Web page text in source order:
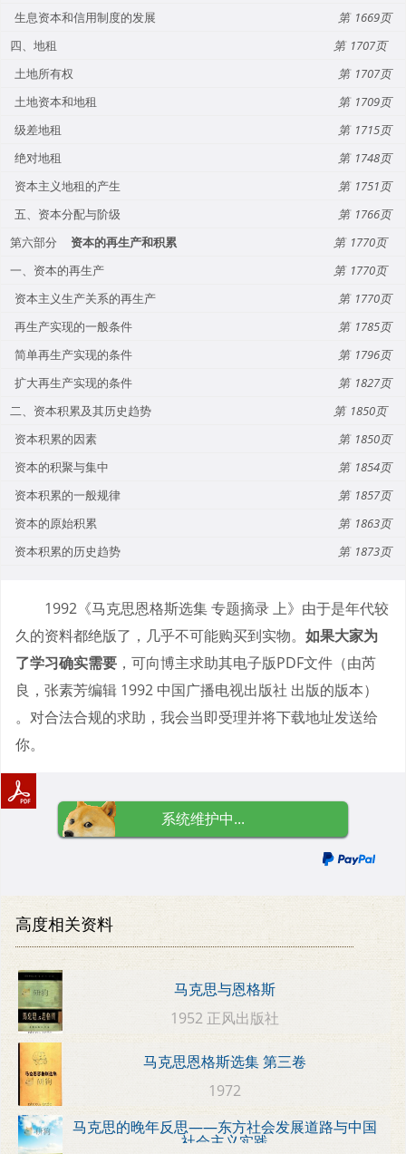
生息资本和信用制度的发展
1669
四、地租
1707
土地所有权
1707
土地资本和地租
1709
级差地租
1715
绝对地租
1748
资本主义地租的产生
1751
五、资本分配与阶级
1766
第六部分
资本的再生产和积累
1770
一、资本的再生产
1770
资本主义生产关系的再生产
1770
再生产实现的一般条件
1785
简单再生产实现的条件
1796
扩大再生产实现的条件
1827
二、资本积累及其历史趋势
1850
资本积累的因素
1850
资本的积聚与集中
1854
资本积累的一般规律
1857
资本的原始积累
1863
资本积累的历史趋势
1873
1992《马克思恩格斯选集 专题摘录 上》由于是年代较
久的资料都绝版了，几乎不可能购买到实物。 如果大家为
了学习确实需要 ，可向博主求助其电子版PDF文件（由芮
良，张素芳编辑 1992 中国广播电视出版社 出版的版本）
。对合法合规的求助，我会当即受理并将下载地址发送给
你。
系统维护中...
高度相关资料
马克思与恩格斯
1952 正风出版社
马克思恩格斯选集 第三卷
1972
马克思的晚年反思——东方社会发展道路与中国
社会主义实践